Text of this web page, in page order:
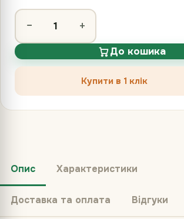
− +
До кошика
Купити в 1 клік
Опис Характеристики
Доставка та оплата Відгуки